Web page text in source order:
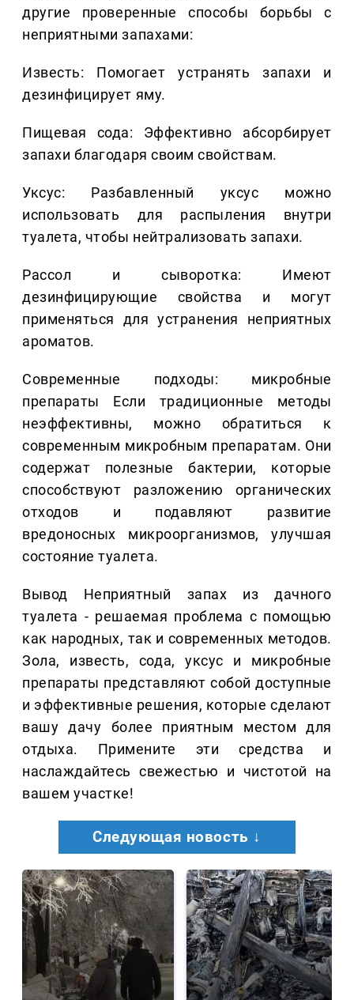
другие проверенные способы борьбы с
неприятными запахами:
Известь: Помогает устранять запахи и
дезинфицирует яму.
Пищевая сода: Эффективно абсорбирует
запахи благодаря своим свойствам.
Уксус: Разбавленный уксус можно
использовать для распыления внутри
туалета, чтобы нейтрализовать запахи.
Рассол и сыворотка: Имеют
дезинфицирующие свойства и могут
применяться для устранения неприятных
ароматов.
Современные подходы: микробные
препараты Если традиционные методы
неэффективны, можно обратиться к
современным микробным препаратам. Они
содержат полезные бактерии, которые
способствуют разложению органических
отходов и подавляют развитие
вредоносных микроорганизмов, улучшая
состояние туалета.
Вывод Неприятный запах из дачного
туалета - решаемая проблема с помощью
как народных, так и современных методов.
Зола, известь, сода, уксус и микробные
препараты представляют собой доступные
и эффективные решения, которые сделают
вашу дачу более приятным местом для
отдыха. Примените эти средства и
наслаждайтесь свежестью и чистотой на
вашем участке!
Следующая новость ↓